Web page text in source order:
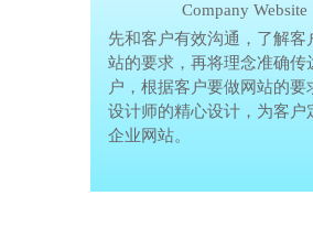
Company Website
先和客户有效沟通，了解客
站的要求，再将理念准确传
户，根据客户要做网站的要
设计师的精心设计，为客户
企业网站。